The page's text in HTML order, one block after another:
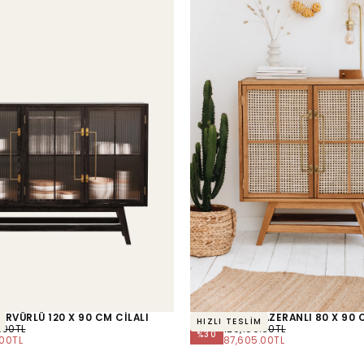
120 X 90 CM CİLALI BÜFET BÜFE HAZERANLI 80 X 90
HIZLI TESLİM
%30
NORMAL
FIYAT
125,150.00TL
MINIMUM
87,605.00TL